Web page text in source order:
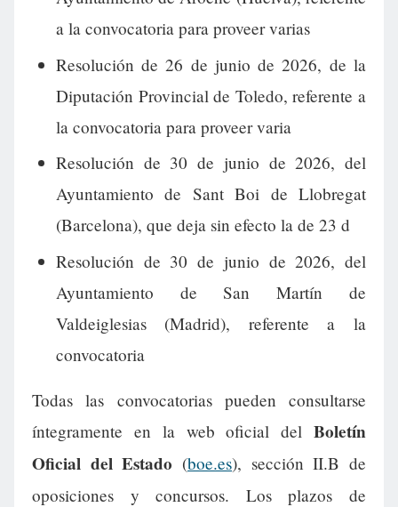
a la convocatoria para proveer varias
Resolución de 26 de junio de 2026, de la
Diputación Provincial de Toledo, referente a
la convocatoria para proveer varia
Resolución de 30 de junio de 2026, del
Ayuntamiento de Sant Boi de Llobregat
(Barcelona), que deja sin efecto la de 23 d
Resolución de 30 de junio de 2026, del
Ayuntamiento de San Martín de
Valdeiglesias (Madrid), referente a la
convocatoria
Todas las convocatorias pueden consultarse
íntegramente en la web oficial del Boletín
Oficial del Estado (boe.es), sección II.B de
oposiciones y concursos. Los plazos de